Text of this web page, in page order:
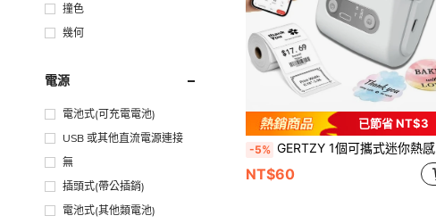
撞色
幾何
電源
電池式(可充電電池)
USB 或其他直流電源連接
無
插頭式(帶公插銷)
電池式(其他類電池)
已節省 NT$3
-5% GERTZY 1個可攜式迷你熱感標籤印表機，家用藍牙手持收據條碼機，相容12-57mm/0.47-2.24in熱感標籤，免墨印刷，節日與生日送給家人朋友的精美禮物
NT$60